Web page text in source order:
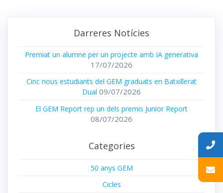
Darreres Notícies
Premiat un alumne per un projecte amb IA generativa
17/07/2026
Cinc nous estudiants del GEM graduats en Batxillerat
Dual 09/07/2026
El GEM Report rep un dels premis Junior Report
08/07/2026
Categories
50 anys GEM
Cicles